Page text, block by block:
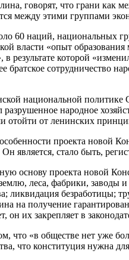
говорят, что грани как
между этими группами
60 наций,
власти «опыт
результате которой
братское сотрудничество
национальной
народное
отойти от ленинских
проекта новой
является, стало быть,
основу проекта новой
леса, фабрики,
безработицы;
на получение
он их закрепляет в
что «в обществе нет уже
что конституция нужна